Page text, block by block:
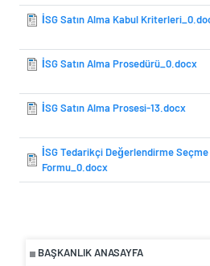
BAŞKANLIK ANASAYFA
İSG Satın Alma Kabul
İSG Satın Alma Prosedürü_0.docx
İSG Satın Alma Prosesi-13.docx
İSG Tedarikçi Değerlendirme
Formu_0.docx